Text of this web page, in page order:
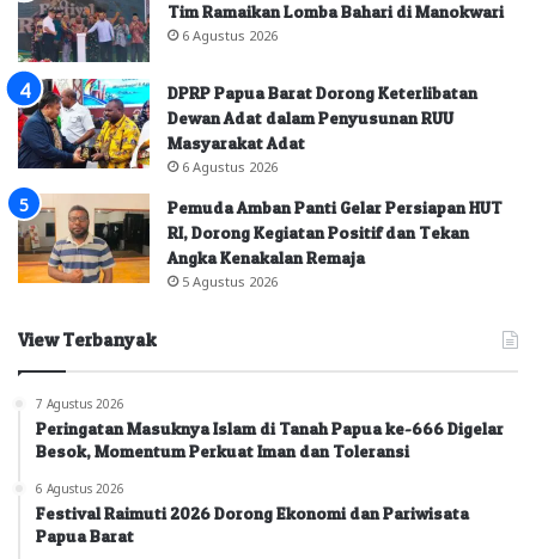
Tim Ramaikan Lomba Bahari di Manokwari
6 Agustus 2026
DPRP Papua Barat Dorong Keterlibatan
Dewan Adat dalam Penyusunan RUU
Masyarakat Adat
6 Agustus 2026
Pemuda Amban Panti Gelar Persiapan HUT
RI, Dorong Kegiatan Positif dan Tekan
Angka Kenakalan Remaja
5 Agustus 2026
View Terbanyak
7 Agustus 2026
Peringatan Masuknya Islam di Tanah Papua ke-666 Digelar
Besok, Momentum Perkuat Iman dan Toleransi
6 Agustus 2026
Festival Raimuti 2026 Dorong Ekonomi dan Pariwisata
Papua Barat